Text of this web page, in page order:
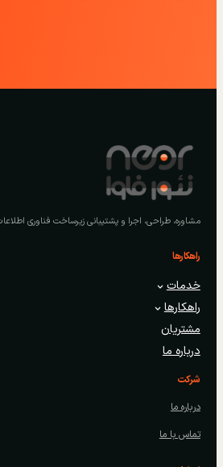
مشاوره، طراحی، اجرا و پشتیبانی زیرساخت فناوری
راهکارها
خدمات
راهکارها
مشتریان
درباره ما
شرکت
درباره ما
تماس با ما